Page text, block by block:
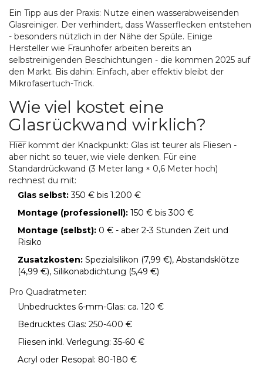
Ein Tipp aus der Praxis: Nutze einen wasserabweisenden
Glasreiniger. Der verhindert, dass Wasserflecken entstehen
- besonders nützlich in der Nähe der Spüle. Einige
Hersteller wie Fraunhofer arbeiten bereits an
selbstreinigenden Beschichtungen - die kommen 2025 auf
den Markt. Bis dahin: Einfach, aber effektiv bleibt der
Mikrofasertuch-Trick.
Wie viel kostet eine
Glasrückwand wirklich?
Hier kommt der Knackpunkt: Glas ist teurer als Fliesen -
aber nicht so teuer, wie viele denken. Für eine
Standardrückwand (3 Meter lang × 0,6 Meter hoch)
rechnest du mit:
Glas selbst:350 € bis 1.200 €
Montage (professionell): 150 € bis 300 €
Montage (selbst): 0 € - aber 2-3 Stunden Zeit und
Risiko
Zusatzkosten: Spezialsilikon (7,99 €), Abstandsklötze
(4,99 €), Silikonabdichtung (5,49 €)
Pro Quadratmeter:
Unbedrucktes 6-mm-Glas: ca. 120 €
Bedrucktes Glas: 250-400 €
Fliesen inkl. Verlegung: 35-60 €
Acryl oder Resopal: 80-180 €